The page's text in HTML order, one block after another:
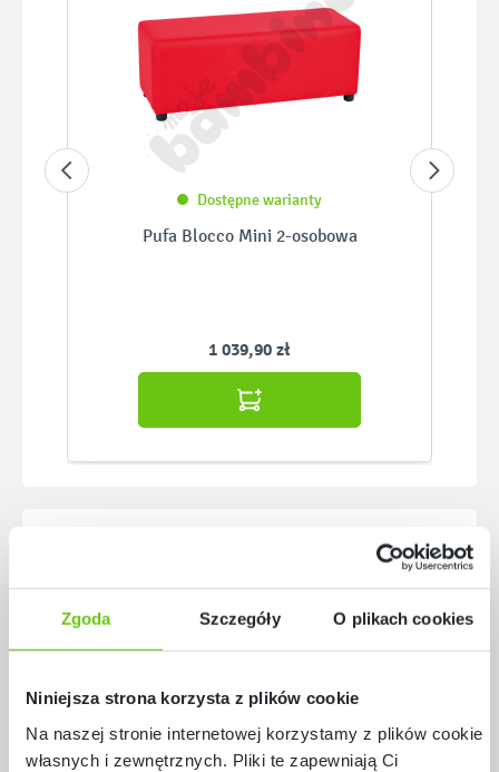
Zgoda Szczegóły O plikach cookies
Niniejsza strona korzysta z plików cookie
Na naszej stronie internetowej korzystamy z plików cookie:
własnych i zewnętrznych. Pliki te zapewniają Ci
Dostępne warianty
Pufa Blocco Mini 2-osobowa
1 039,90 zł